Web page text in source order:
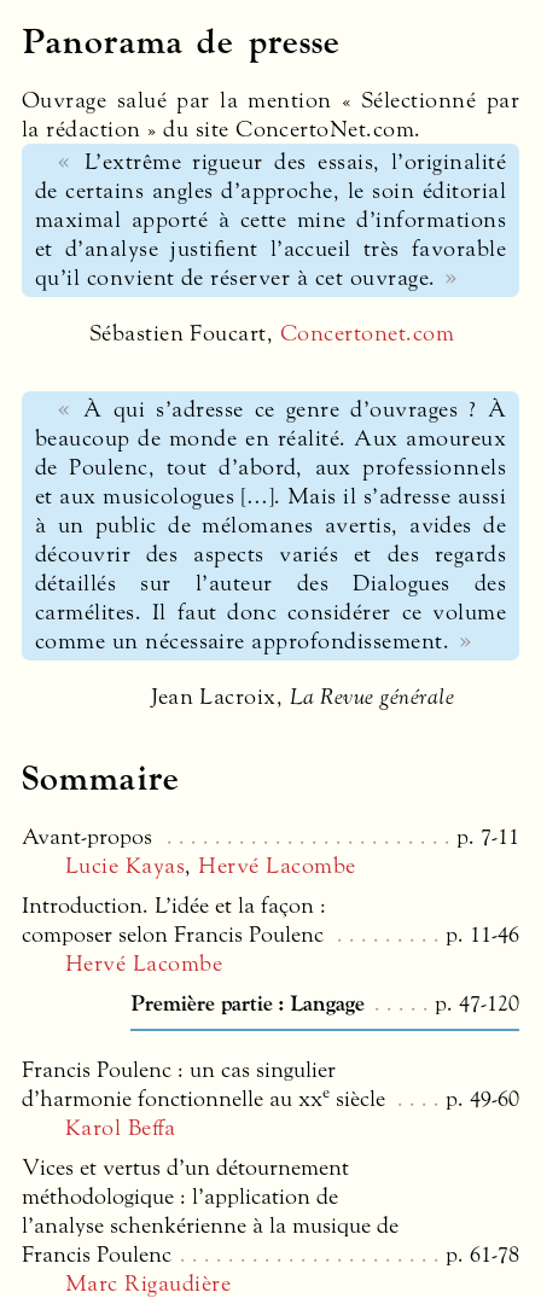
Panorama de presse
Ouvrage salué par la mention « Sélectionné par
la rédaction » du site ConcertoNet.com.
L’extrême rigueur des essais, l’originalité
de certains angles d’approche, le soin éditorial
maximal apporté à cette mine d’informations
et d’analyse justifient l’accueil très favorable
qu’il convient de réserver à cet ouvrage.
Sébastien Foucart, Concertonet.com
À qui s’adresse ce genre d’ouvrages ? À
beaucoup de monde en réalité. Aux amoureux
de Poulenc, tout d’abord, aux professionnels
et aux musicologues […]. Mais il s’adresse aussi
à un public de mélomanes avertis, avides de
découvrir des aspects variés et des regards
détaillés sur l’auteur des Dialogues des
carmélites. Il faut donc considérer ce volume
comme un nécessaire approfondissement.
Jean Lacroix, La Revue générale
Sommaire
Avant-propos
p. 7-11
Lucie Kayas, Hervé Lacombe
Introduction. L’idée et la façon :
composer selon Francis Poulenc
p. 11-46
Hervé Lacombe
Première partie : Langage
p. 47-120
Francis Poulenc : un cas singulier
d’harmonie fonctionnelle au xxe siècle
p. 49-60
Karol Beffa
Vices et vertus d’un détournement
méthodologique : l’application de
l’analyse schenkérienne à la musique de
Francis Poulenc
p. 61-78
Marc Rigaudière